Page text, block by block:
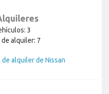
3
de alquiler: 7
de alquiler de Nissan